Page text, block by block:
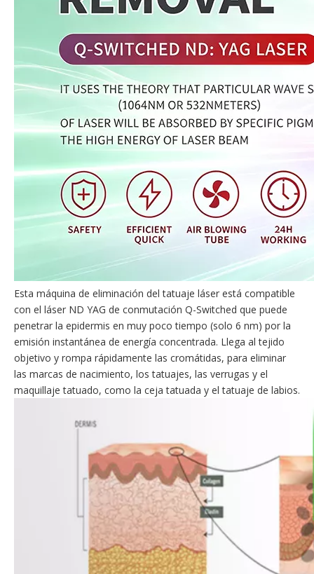
Esta máquina de eliminación del tatuaje láser está compatible
con el láser ND YAG de conmutación Q-Switched que puede
penetrar la epidermis en muy poco tiempo (solo 6 nm) por la
emisión instantánea de energía concentrada. Llega al tejido
objetivo y rompa rápidamente las cromátidas, para eliminar
las marcas de nacimiento, los tatuajes, las verrugas y el
maquillaje tatuado, como la ceja tatuada y el tatuaje de labios.